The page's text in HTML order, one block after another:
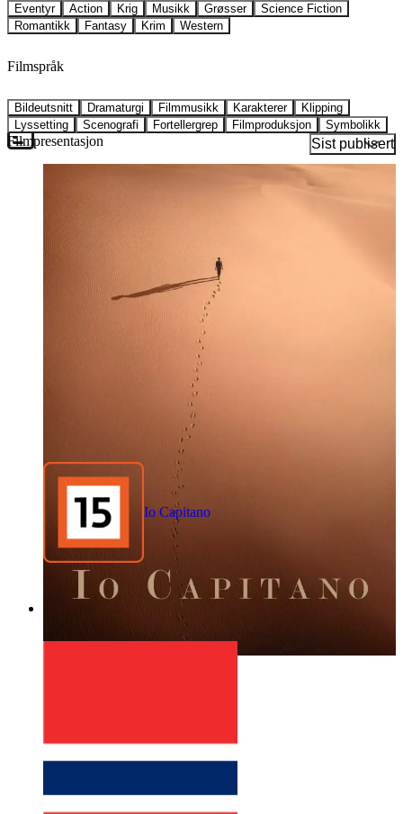
Eventyr
Action Krig Musikk Grøsser
Science Fiction
Romantikk
Fantasy Krim Western
Filmspråk
Bildeutsnitt Dramaturgi Filmmusikk Karakterer
Klipping
Lyssetting
Scenografi Fortellergrep Filmproduksjon Symbolikk
Sist publisert
Filmpresentasjon
Io Capitano